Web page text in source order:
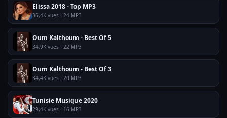
Elissa 2018 - Top MP3
36,4K vues · 24 MP3
Oum Kalthoum - Best Of 5
34,9K vues · 22 MP3
Oum Kalthoum - Best Of 3
34,4K vues · 20 MP3
Tunisie Musique 2020
29,4K vues · 16 MP3